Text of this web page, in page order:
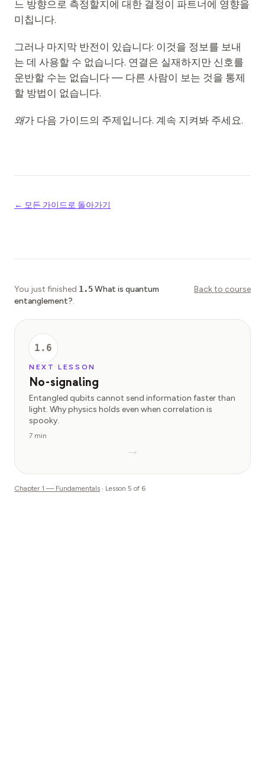
느 방향으로 측정할지에 대한 결정이 파트너에 영향을
미칩니다.
그러나 마지막 반전이 있습니다: 이것을 정보를 보내
는 데 사용할 수 없습니다. 연결은 실재하지만 신호를
운반할 수는 없습니다 — 다른 사람이 보는 것을 통제
할 방법이 없습니다.
왜가 다음 가이드의 주제입니다. 계속 지켜봐 주세요.
← 모든 가이드로 돌아가기
You just finished 1.5What is quantum
entanglement?.
Back to course
1.6
NEXT LESSON
No-signaling
Entangled qubits cannot send information faster than
light. Why physics holds even when correlation is
spooky.
7 min
→
Chapter 1 — Fundamentals · Lesson 5 of 6